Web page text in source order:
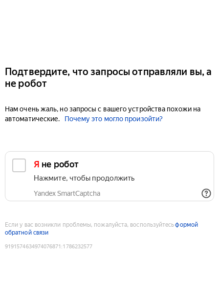
Подтвердите, что запросы отправляли вы, а
не робот
Нам очень жаль, но запросы с вашего устройства похожи на
автоматические.
Почему это могло произойти?
Я не робот
Нажмите, чтобы продолжить
Yandex SmartCaptcha
Если у вас возникли проблемы, пожалуйста, воспользуйтесьформой
обратной связи
9191574634974076871 :1786232577